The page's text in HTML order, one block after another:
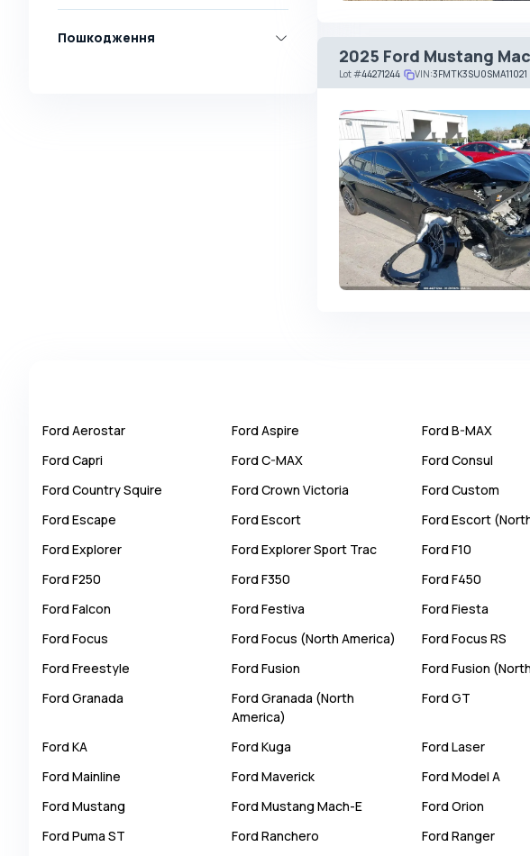
Adler
Alfa Romeo
Autobianchi
Avatr
Avtokam
BAIC
Bajaj
Baltijas Dzips
Batmobile
Bentley
Bertone
BMW
Borgward
Пошкодження
2025 Ford Mustang
Lot#44271244 VIN:3FMTK3SU0SMA11021
Ford Aerostar Ford Aspire Ford B-MAX
Ford Capri Ford C-MAX Ford Consul
Ford Country Squire Ford Crown Victoria Ford Custom
Ford Escape Ford Escort Ford Escort
Ford Explorer Ford Explorer Sport Trac Ford F10
Ford F250 Ford F350 Ford F450
Ford Falcon Ford Festiva Ford Fiesta
Ford Focus Ford Focus (North America) Ford Focus RS
Ford Freestyle Ford Fusion Ford Fusion
Ford Granada Ford Granada (North
America)
Ford GT
Ford KA Ford Kuga Ford Laser
Ford Mainline Ford Maverick Ford Model A
Ford Mustang Ford Mustang Mach-E Ford Orion
Ford Puma ST Ford Ranchero Ford Ranger